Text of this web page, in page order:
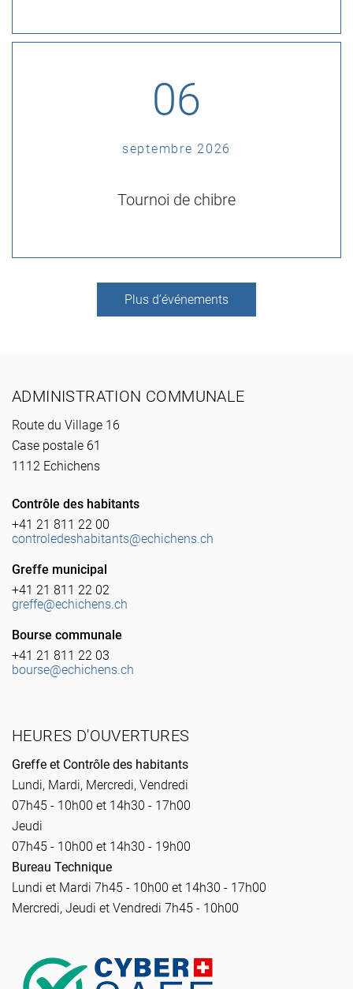
06
septembre 2026
Tournoi de chibre
Plus d’événements
ADMINISTRATION COMMUNALE
Route du Village 16
Case postale 61
1112 Echichens
Contrôle des habitants
+41 21 811 22 00
controledeshabitants@echichens.ch
Greffe municipal
+41 21 811 22 02
greffe@echichens.ch
Bourse communale
+41 21 811 22 03
bourse@echichens.ch
HEURES D'OUVERTURES
Greffe et Contrôle des habitants
Lundi, Mardi, Mercredi, Vendredi
07h45 - 10h00 et 14h30 - 17h00
Jeudi
07h45 - 10h00 et 14h30 - 19h00
Bureau Technique
Lundi et Mardi 7h45 - 10h00 et 14h30 - 17h00
Mercredi, Jeudi et Vendredi 7h45 - 10h00